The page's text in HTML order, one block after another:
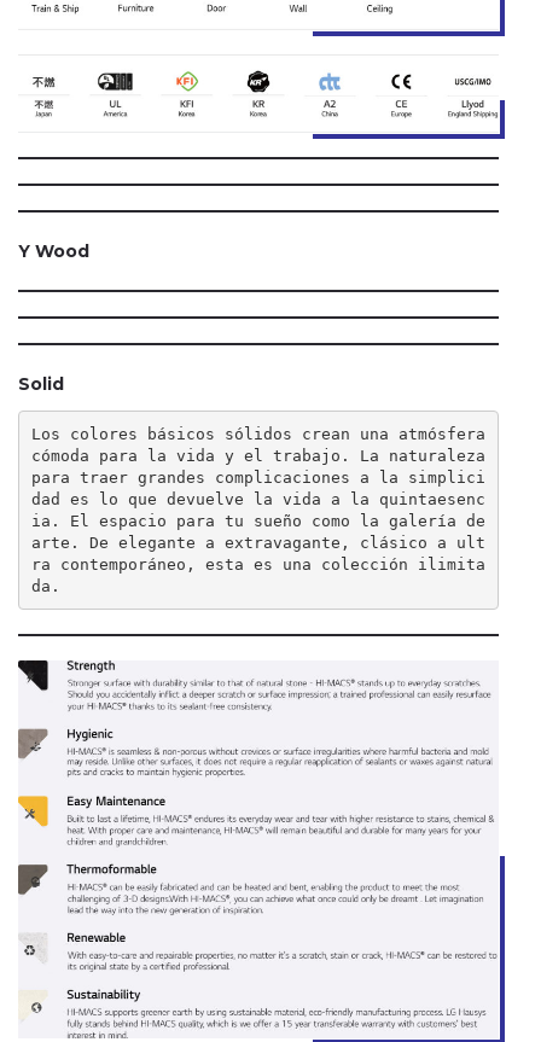
Y Wood
Solid
Los colores básicos sólidos crean una atmósfera
cómoda para la vida y el trabajo. La naturaleza
para traer grandes complicaciones a la simplici
dad es lo que devuelve la vida a la quintaesenc
ia. El espacio para tu sueño como la galería de
arte. De elegante a extravagante, clásico a ult
ra contemporáneo, esta es una colección ilimita
da.